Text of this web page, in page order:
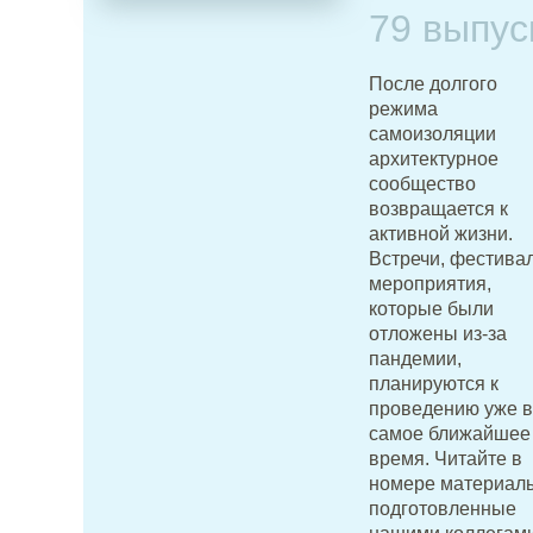
79
После долгого
режима
самоизоляции
архитектурное
сообщество
возвращается к
активной жизни.
Встречи,
мероприятия,
которые были
отложены из-за
пандемии,
планируются к
проведению уже в
самое ближайшее
время. Читайте в
номере
подготовленные